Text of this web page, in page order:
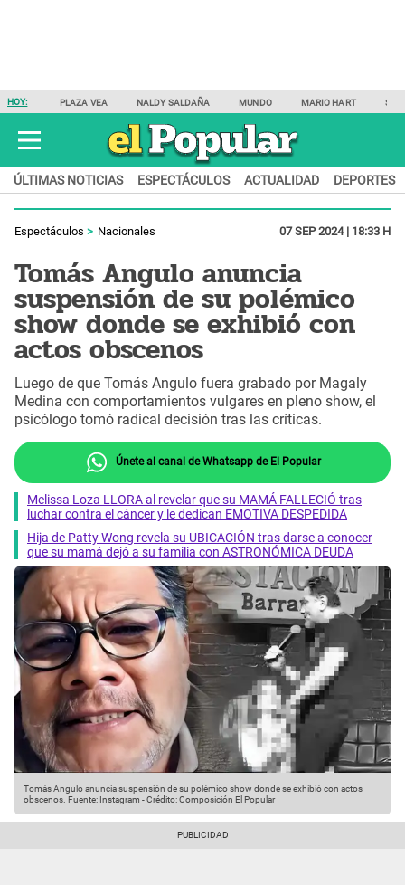
HOY: PLAZA VEA NALDY SALDAÑA MUNDO MARIO HART
ÚLTIMAS NOTICIAS ESPECTÁCULOS ACTUALIDAD DEPORTES
Espectáculos Nacionales 07 SEP 2024 | 18:33 H
Tomás Angulo anuncia
suspensión de su polémico
show donde se exhibió con
actos obscenos
Luego de que Tomás Angulo fuera grabado por Magaly
Medina con comportamientos vulgares en pleno show, el
psicólogo tomó radical decisión tras las críticas.
Únete al canal de Whatsapp de El Popular
Melissa Loza LLORA al revelar que su MAMÁ FALLECIÓ tras
luchar contra el cáncer y le dedican EMOTIVA DESPEDIDA
Hija de Patty Wong revela su UBICACIÓN tras darse a conocer
que su mamá dejó a su familia con ASTRONÓMICA DEUDA
Tomás Angulo anuncia suspensión de su polémico show donde se exhibió con actos
obscenos. Fuente: Instagram -Crédito: Composición El Popular